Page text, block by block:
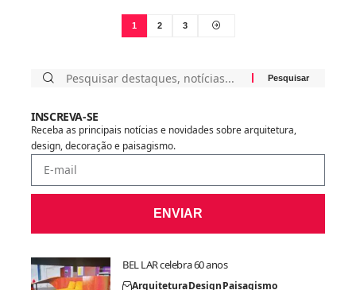
1 2 3
INSCREVA-SE
Receba as principais notícias e novidades sobre arquitetura,
design, decoração e paisagismo.
ENVIAR
BEL LAR celebra 60 anos
ArquiteturaDesignPaisagismo